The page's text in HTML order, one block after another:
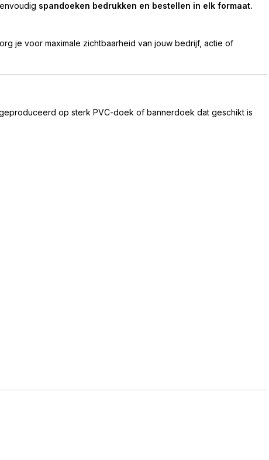
spandoeken bedrukken en bestellen in elk formaat.
je voor maximale zichtbaarheid van jouw bedrijf, actie of
op sterk PVC-doek of bannerdoek dat geschikt is